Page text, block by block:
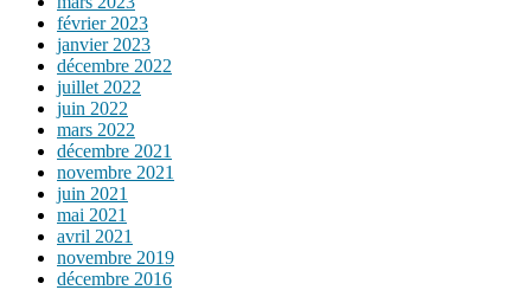
février 2023
janvier 2023
décembre 2022
juillet 2022
juin 2022
mars 2022
décembre 2021
novembre 2021
juin 2021
mai 2021
avril 2021
novembre 2019
décembre 2016